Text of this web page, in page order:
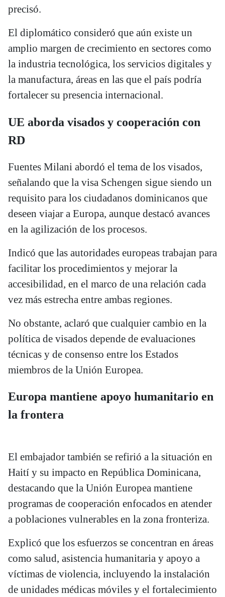
precisó.
El diplomático consideró que aún existe un
amplio margen de crecimiento en sectores como
la industria tecnológica, los servicios digitales y
la manufactura, áreas en las que el país podría
fortalecer su presencia internacional.
UE aborda visados y cooperación con
RD
Fuentes Milani abordó el tema de los visados,
señalando que la visa Schengen sigue siendo un
requisito para los ciudadanos dominicanos que
deseen viajar a Europa, aunque destacó avances
en la agilización de los procesos.
Indicó que las autoridades europeas trabajan para
facilitar los procedimientos y mejorar la
accesibilidad, en el marco de una relación cada
vez más estrecha entre ambas regiones.
No obstante, aclaró que cualquier cambio en la
política de visados depende de evaluaciones
técnicas y de consenso entre los Estados
miembros de la Unión Europea.
Europa mantiene apoyo humanitario en
la frontera
El embajador también se refirió a la situación en
Haití y su impacto en República Dominicana,
destacando que la Unión Europea mantiene
programas de cooperación enfocados en atender
a poblaciones vulnerables en la zona fronteriza.
Explicó que los esfuerzos se concentran en áreas
como salud, asistencia humanitaria y apoyo a
víctimas de violencia, incluyendo la instalación
de unidades médicas móviles y el fortalecimiento